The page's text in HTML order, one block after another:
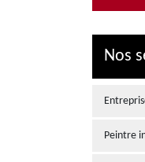
Nos
Peintre